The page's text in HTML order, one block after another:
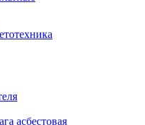
асбестовая